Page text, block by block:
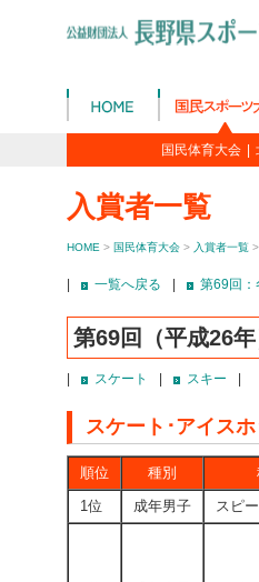
国民体育大会
入賞者一覧
HOME > 国民体育大会 > 入賞者一覧
一覧へ戻る 第69回：
第69回（平成26
スケート スキー
スケート･アイス
順位 種別
1位
成年男子 スピ